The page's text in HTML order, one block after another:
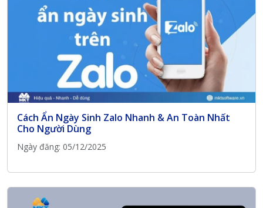
Cách Ẩn Ngày Sinh Zalo Nhanh & An Toàn Nhất
Cho Người Dùng
Ngày đăng: 05/12/2025